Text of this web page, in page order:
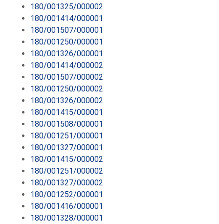
180/001325/000002
180/001414/000001
180/001507/000001
180/001250/000001
180/001326/000001
180/001414/000002
180/001507/000002
180/001250/000002
180/001326/000002
180/001415/000001
180/001508/000001
180/001251/000001
180/001327/000001
180/001415/000002
180/001251/000002
180/001327/000002
180/001252/000001
180/001416/000001
180/001328/000001